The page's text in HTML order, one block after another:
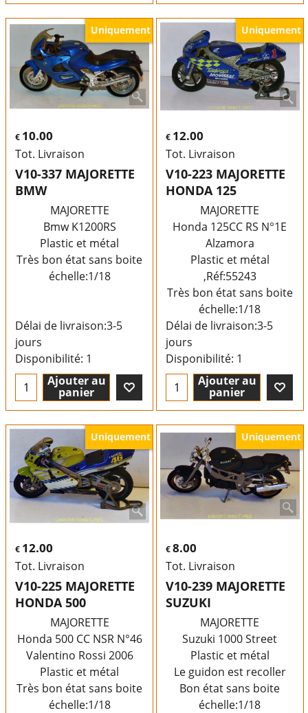
Uniquement
€ 10.00
Tot. Livraison
V10-337 MAJORETTE
BMW
MAJORETTE
Bmw K1200RS
Plastic et métal
Très bon état sans boite
échelle:1/18
Délai de livraison:3-5
jours
Disponibilité: 1
Ajouter au
panier
Uniquement
€ 12.00
Tot. Livraison
V10-223 MAJORETTE
HONDA 125
MAJORETTE
Honda 125CC RS N°1E
Alzamora
Plastic et métal
,Réf:55243
Très bon état sans boite
échelle:1/18
Délai de livraison:3-5
jours
Disponibilité: 1
Ajouter au
panier
Uniquement
€ 12.00
Tot. Livraison
V10-225 MAJORETTE
HONDA 500
MAJORETTE
Honda 500 CC NSR N°46
Valentino Rossi 2006
Plastic et métal
Très bon état sans boite
échelle:1/18
Uniquement
€8.00
Tot. Livraison
V10-239 MAJORETTE
SUZUKI
MAJORETTE
Suzuki 1000 Street
Plastic et métal
Le guidon est recoller
Bon état sans boite
échelle:1/18